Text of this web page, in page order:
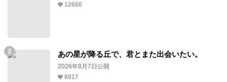
12660
あの星が降る丘で、君とまた出会いたい。
2026年8月7日公開
6017